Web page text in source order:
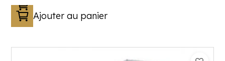
Ajouter au panier